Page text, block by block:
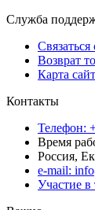
Служба
Возврат
Карта
Контакты
Телефон:
Время
Россия,
e-mail:
Участие в